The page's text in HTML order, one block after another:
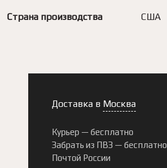
Страна производства США
Доставка в Москва
Курьер — бесплатно
Забрать из ПВЗ — бесплатно
Почтой России